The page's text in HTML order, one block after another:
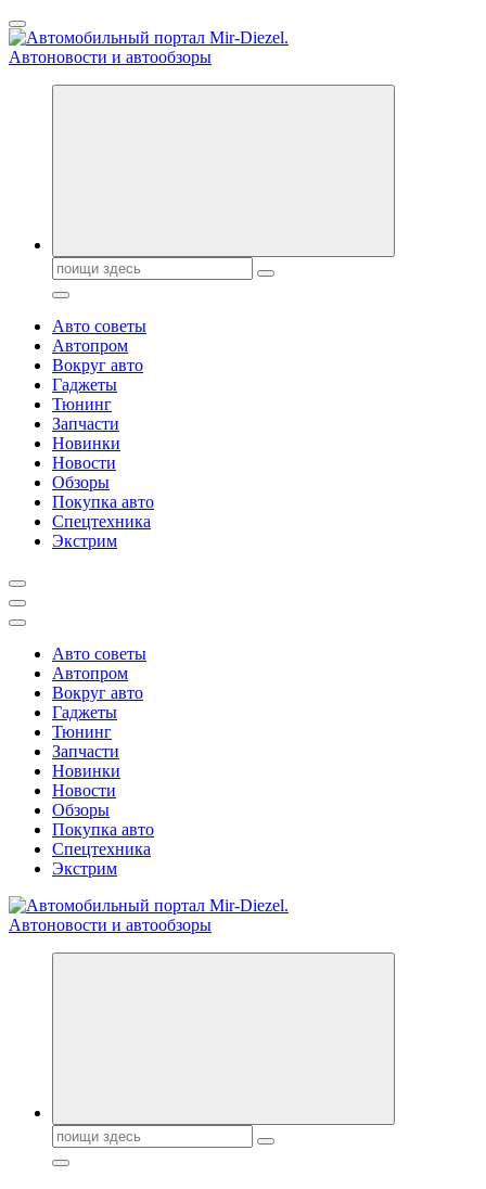
Перейти
к
содержанию
Справочник автомобилиста. Обзор новинок популярных
Поиск:
Авто советы
Автопром
Вокруг авто
Гаджеты
Тюнинг
Запчасти
Новинки
Новости
Обзоры
Покупка авто
Спецтехника
Экстрим
Авто советы
Автопром
Вокруг авто
Гаджеты
Тюнинг
Запчасти
Новинки
Новости
Обзоры
Покупка авто
Спецтехника
Экстрим
Справочник автомобилиста. Обзор новинок популярных
Поиск: